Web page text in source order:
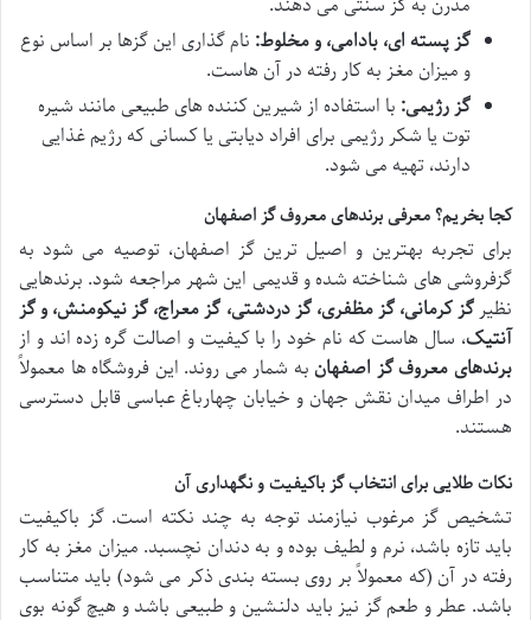
مدرن به گز سنتی می دهند.
گز پسته ای، بادامی، و مخلوط: نام گذاری این گزها بر اساس نوع
و میزان مغز به کار رفته در آن هاست.
گز رژیمی: با استفاده از شیرین کننده های طبیعی مانند شیره
توت یا شکر رژیمی برای افراد دیابتی یا کسانی که رژیم غذایی
دارند، تهیه می شود.
کجا بخریم؟ معرفی برندهای معروف گز اصفهان
برای تجربه بهترین و اصیل ترین گز اصفهان، توصیه می شود به
گزفروشی های شناخته شده و قدیمی این شهر مراجعه شود. برندهایی
نظیرگز کرمانی، گز مظفری، گز دردشتی، گز معراج، گز نیکومنش، و گز
آنتیک، سال هاست که نام خود را با کیفیت و اصالت گره زده اند و از
برندهای معروف گز اصفهانبه شمار می روند. این فروشگاه ها معمولاً
در اطراف میدان نقش جهان و خیابان چهارباغ عباسی قابل دسترسی
هستند.
نکات طلایی برای انتخاب گز باکیفیت و نگهداری آن
تشخیص گز مرغوب نیازمند توجه به چند نکته است. گز باکیفیت
باید تازه باشد، نرم و لطیف بوده و به دندان نچسبد. میزان مغز به کار
رفته در آن (که معمولاً بر روی بسته بندی ذکر می شود) باید متناسب
باشد. عطر و طعم گز نیز باید دلنشین و طبیعی باشد و هیچ گونه بوی